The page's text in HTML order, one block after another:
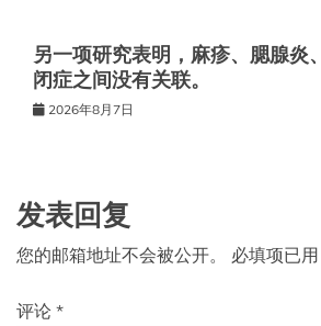
另一项研究表明，麻疹、腮腺炎
闭症之间没有关联。
2026年8月7日
发表回复
您的邮箱地址不会被公开。 必填项已用
评论 *